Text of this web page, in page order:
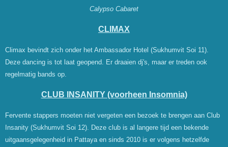
Calypso Cabaret
CLIMAX
Climax bevindt zich onder het Ambassador Hotel (Sukhumvit Soi 11).
Deze dancing is tot laat geopend. Er draaien dj's, maar er treden ook
regelmatig bands op.
CLUB INSANITY (voorheen Insomnia)
Fervente stappers moeten niet vergeten een bezoek te brengen aan Club
Insanity (Sukhumvit Soi 12). Deze club is al langere tijd een bekende
uitgaansgelegenheid in Pattaya en sinds 2010 is er volgens hetzelfde